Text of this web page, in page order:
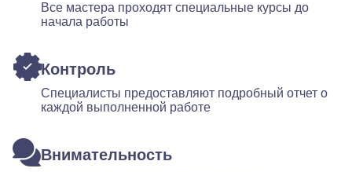
Все мастера проходят специальные курсы до
начала работы
Контроль
Специалисты предоставляют подробный отчет о
каждой выполненной работе
Внимательность